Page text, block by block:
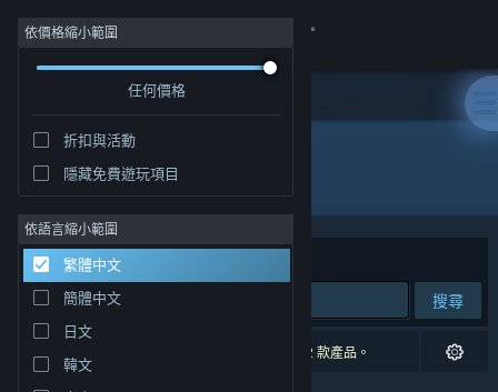
登入
社群
關於
客服
變更語言
取得 Steam 行動應用程式
依價格縮小範圍
任何價格
折扣與活動
隱藏免費遊玩項目
依語言縮小範圍
繁體中文
簡體中文
日文
韓文
開發人員: Studio Pixanoh
排序依據 相關性
搜尋
0 項相符的搜尋結果。 已根據您的偏好設定排除 2 款產品。